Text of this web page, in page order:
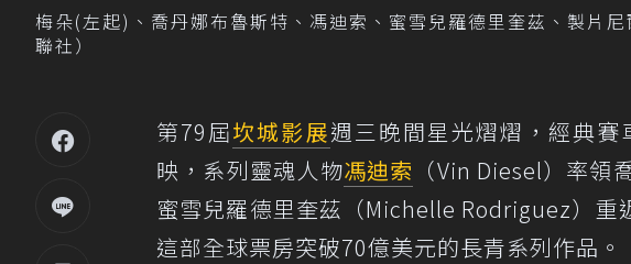
梅朵(左起)、喬丹娜布魯斯特、馮迪索、蜜雪兒羅德里奎茲、製片
聯社）
第79屆坎城影展週三晚間星光熠熠，經典賽
映，系列靈魂人物馮迪索 （Vin Diesel）率
蜜雪兒羅德里奎茲（Michelle Rodriguez）重
這部全球票房突破70億美元的長青系列作品。